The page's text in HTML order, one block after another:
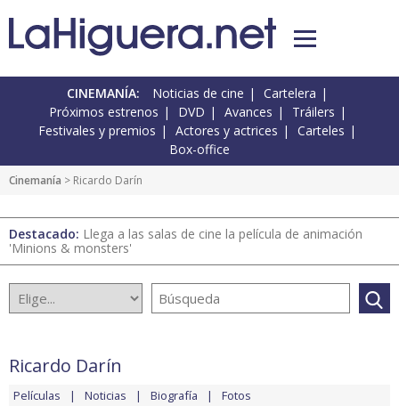
CINEMANÍA: Noticias de cine
Cartelera
Próximos estrenos
DVD Avances
Tráilers
Festivales y premios
Actores y actrices
Carteles
Box-office
Cinemanía > Ricardo Darín
Destacado: Llega a las salas de cine la película de animación
'Minions & monsters'
Ricardo Darín
Películas Noticias Biografía Fotos